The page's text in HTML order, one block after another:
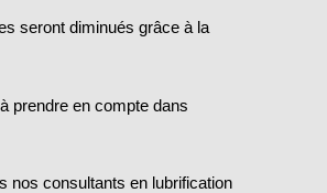
seront diminués grâce à la
prendre en compte dans
nos consultants en lubrification